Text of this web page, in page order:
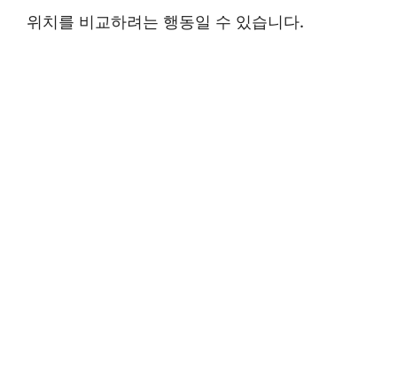
위치를 비교하려는 행동일 수 있습니다.